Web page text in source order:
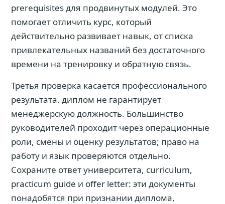
prerequisites для продвинутых модулей. Это
помогает отличить курс, который
действительно развивает навык, от списка
привлекательных названий без достаточного
времени на тренировку и обратную связь.
Третья проверка касается профессионального
результата. диплом не гарантирует
менеджерскую должность. Большинство
руководителей проходит через операционные
роли, смены и оценку результатов; право на
работу и язык проверяются отдельно.
Сохраните ответ университета, curriculum,
practicum guide и offer letter: эти документы
понадобятся при признании диплома,